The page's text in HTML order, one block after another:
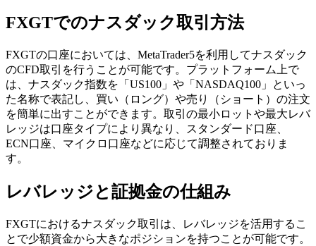
FXGTでのナスダック取引方法
FXGTの口座においては、MetaTrader5を利用してナスダック
のCFD取引を行うことが可能です。プラットフォーム上で
は、ナスダック指数を「US100」や「NASDAQ100」といっ
た名称で表記し、買い（ロング）や売り（ショート）の注文
を簡単に出すことができます。取引の最小ロットや最大レバ
レッジは口座タイプにより異なり、スタンダード口座、
ECN口座、マイクロ口座などに応じて調整されておりま
す。
レバレッジと証拠金の仕組み
FXGTにおけるナスダック取引は、レバレッジを活用するこ
とで少額資金から大きなポジションを持つことが可能です。